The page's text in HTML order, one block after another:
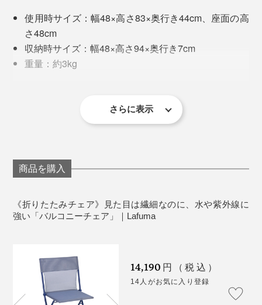
理想的なお供として人気に。
ヨーロッパでは「日曜日の代名詞」と言われるほど愛さ
れるブランドとなったのです。 劣化による使い捨てが
ます。
使用時サイズ：幅48×高さ83×奥行き44cm、座面の高
さ48cm
収納時サイズ：幅48×高さ94×奥行き7cm
重量：約3kg
リエステル（合成樹脂コーティング）
防カビ・UV・褪色防止加工
さらに表示
商品を購入
《折りたたみチェア》見た目は繊細なのに、水や紫外線に
強い「バルコニーチェア」｜Lafuma
14,190 円（税込）
14人がお気に入り登録